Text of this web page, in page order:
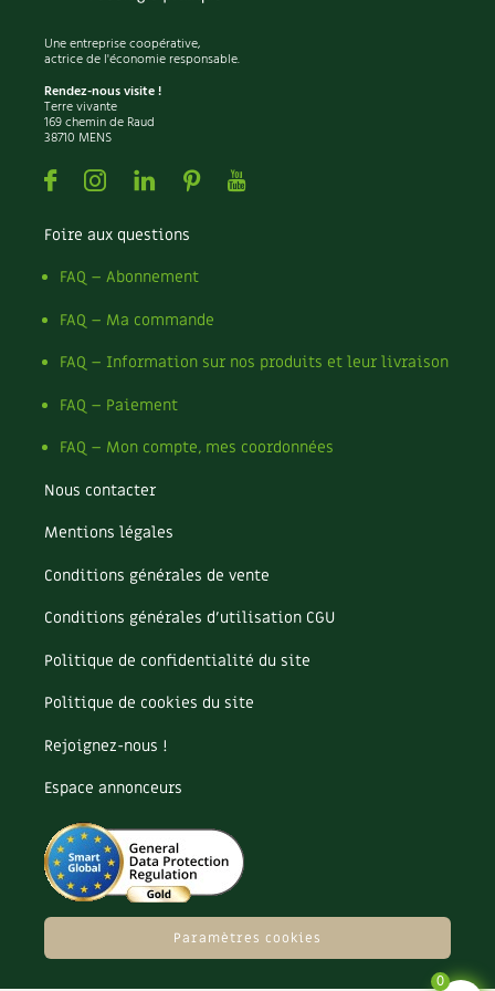
Dossier4 saisons
Actualités
Vidéos et podcasts
Conseils vidéo des 4 saisons
La vie secrète du jardin
BD : La folle histoire des plantes
Astuces de jardinier
Autonomie et permaculture avec David
L'autonomie au jardin en 12 leçons
Tous au jardin ! | RCF
Une entreprise coopérative,
actrice de l'économie responsable.
Rendez-nous visite !
Terre vivante
169 chemin de Raud
38710 MENS
FacebookInstagramLinkedin
PinterestYoutube
Foire aux questions
FAQ – Abonnement
FAQ – Ma commande
FAQ – Information sur nos produits et leur livraison
FAQ – Paiement
FAQ – Mon compte, mes coordonnées
Nous contacter
Mentions légales
Conditions générales de vente
Conditions générales d’utilisation CGU
Politique de confidentialité du site
Politique de cookies du site
Rejoignez-nous !
Espace annonceurs
Paramètres cookies
0